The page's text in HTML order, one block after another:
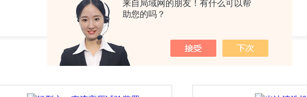
来自局域网的朋友！有什么可以帮
助您的吗？